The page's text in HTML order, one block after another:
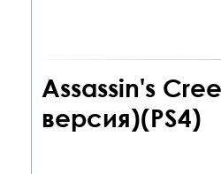
Assassin's
версия)(PS4)